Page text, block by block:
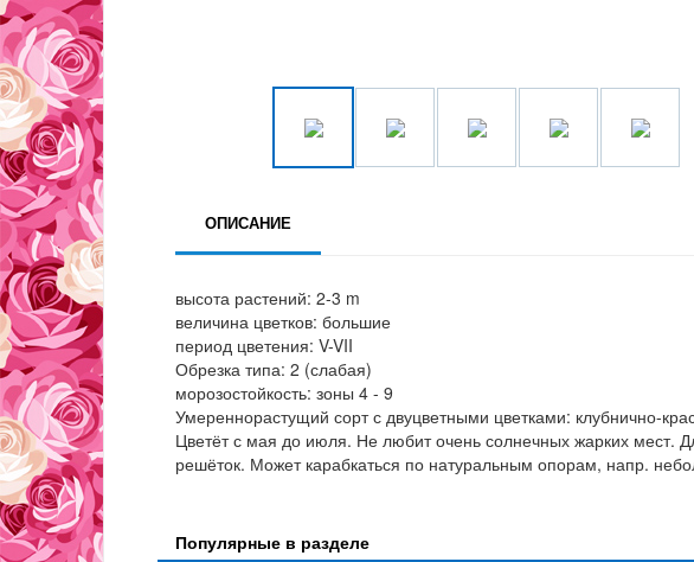
ОПИСАНИЕ
высота растений: 2-3 m
величина цветков: большие
период цветения: V-VII
Обрезка типа: 2 (слабая)
морозостойкость: зоны 4 - 9
Умереннорастущий сорт с двуцветными цветками: клубнично-
Цветёт с мая до июля. Не любит очень солнечных жарких мест.
решёток. Может карабкаться по натуральным опорам, напр.
Популярные в разделе